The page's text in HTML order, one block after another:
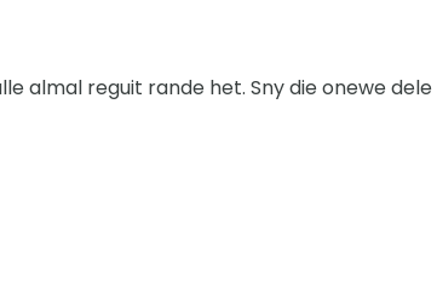
almal reguit rande het. Sny die onewe dele